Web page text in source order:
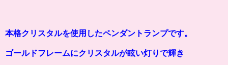
本格クリスタルを使用したペンダントランプです。
ゴールドフレームにクリスタルが眩い灯りで輝き